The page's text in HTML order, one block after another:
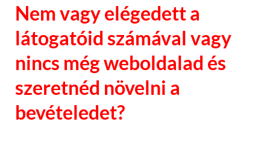
Nem vagy elégedett a
látogatóid számával vagy
nincs még weboldalad és
szeretnéd növelni a
bevételedet?